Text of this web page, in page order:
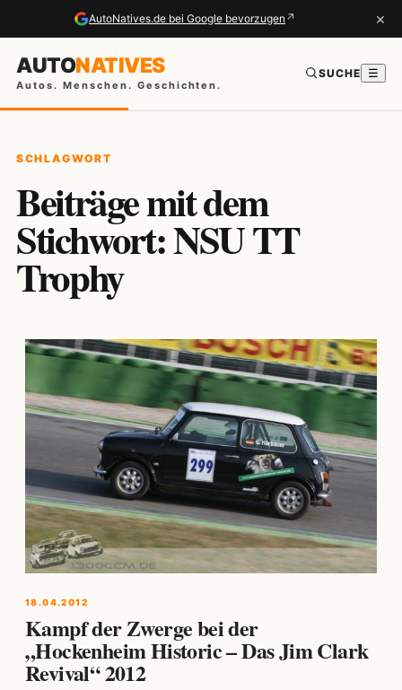
AutoNatives.de bei Google bevorzugen ↗ ×
AUTONATIVES
Autos. Menschen. Geschichten.
SUCHE ☰
SCHLAGWORT
Beiträge mit dem
Stichwort: NSU TT
Trophy
18.04.2012
Kampf der Zwerge bei der
„Hockenheim Historic – Das Jim Clark
Revival“ 2012